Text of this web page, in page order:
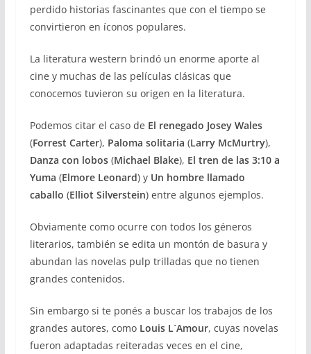
perdido historias fascinantes que con el tiempo se
convirtieron en íconos populares.
La literatura western brindó un enorme aporte al
cine y muchas de las películas clásicas que
conocemos tuvieron su origen en la literatura.
Podemos citar el caso de El renegado Josey Wales
(Forrest Carter), Paloma solitaria (Larry McMurtry),
Danza con lobos(Michael Blake), El tren de las 3:10 a
Yuma (Elmore Leonard) y Un hombre llamado
caballo (Elliot Silverstein) entre algunos ejemplos.
Obviamente como ocurre con todos los géneros
literarios, también se edita un montón de basura y
abundan las novelas pulp trilladas que no tienen
grandes contenidos.
Sin embargo si te ponés a buscar los trabajos de los
grandes autores, como Louis L´Amour, cuyas novelas
fueron adaptadas reiteradas veces en el cine,